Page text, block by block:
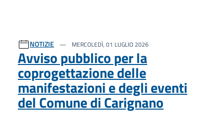
NOTIZIE MERCOLEDÌ, 01 LUGLIO 2026
Avviso pubblico per la
coprogettazione delle
manifestazioni e degli eventi
del Comune di Carignano